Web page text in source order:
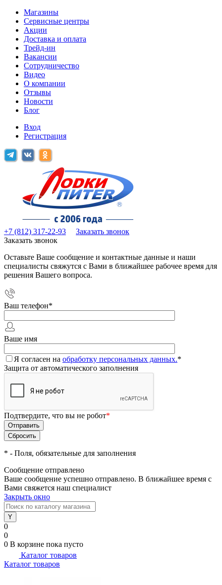
Магазины
Сервисные центры
Акции
Доставка и оплата
Трейд-ин
Вакансии
Сотрудничество
Видео
О компании
Отзывы
Новости
Блог
Вход
Регистрация
+7 (812) 317-22-93
Заказать звонок
Заказать звонок
Оставьте Ваше сообщение и контактные данные и наши
специалисты свяжутся с Вами в ближайшее рабочее время для
решения Вашего вопроса.
Ваш телефон*
Ваше имя
Я согласен на обработку персональных данных.*
Защита от автоматического заполнения
Подтвердите, что вы не робот*
* - Поля, обязательные для заполнения
Сообщение отправлено
Ваше сообщение успешно отправлено. В ближайшее время с
Вами свяжется наш специалист
Закрыть окно
0
0
0 В корзине пока пусто
Каталог товаров
Каталог товаров